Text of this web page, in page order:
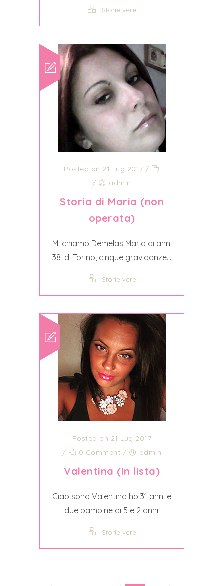
Storie vere
Posted on 21 Lug 2017 /
/
admin
Storia di Maria (non
operata)
Mi chiamo Demelas Maria di anni
38, di Torino, cinque gravidanze...
Storie vere
Posted on 21 Lug 2017
/
0 Comment / admin
Valentina (in lista)
Ciao sono Valentina ho 31 anni e
due bambine di 5 e 2 anni.
Storie vere